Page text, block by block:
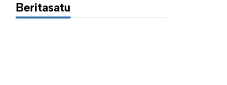
Beritasatu